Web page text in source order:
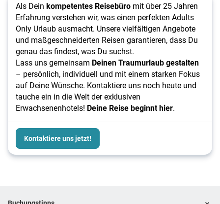
Als Dein kompetentes Reisebüro mit über 25 Jahren
Erfahrung verstehen wir, was einen perfekten Adults
Only Urlaub ausmacht. Unsere vielfältigen Angebote
und maßgeschneiderten Reisen garantieren, dass Du
genau das findest, was Du suchst.
Lass uns gemeinsam Deinen Traumurlaub gestalten
– persönlich, individuell und mit einem starken Fokus
auf Deine Wünsche. Kontaktiere uns noch heute und
tauche ein in die Welt der exklusiven
Erwachsenenhotels! Deine Reise beginnt hier.
Kontaktiere uns jetzt!
Footer navigation